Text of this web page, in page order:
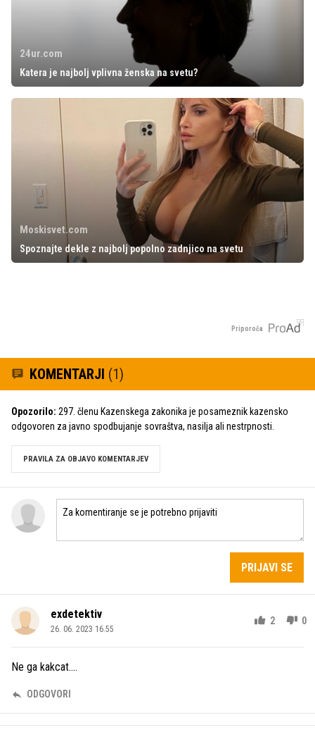
24ur.com
Katera je najbolj vplivna ženska na svetu?
Moskisvet.com
Spoznajte dekle z najbolj popolno zadnjico na svetu
Priporoča
KOMENTARJI (1)
Opozorilo: 297. členu Kazenskega zakonika je posameznik kazensko
odgovoren za javno spodbujanje sovraštva, nasilja ali nestrpnosti.
PRAVILA ZA OBJAVO KOMENTARJEV
PRIJAVI SE
exdetektiv
26. 06. 2023 16.55
2 0
Ne ga kakcat....
ODGOVORI